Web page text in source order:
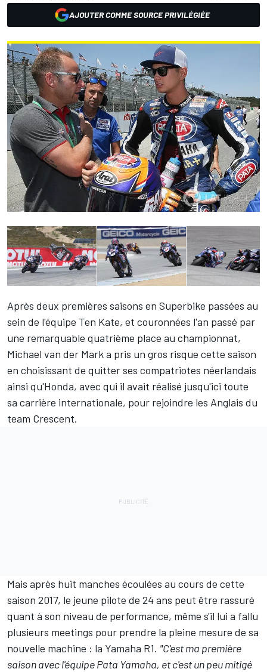
AJOUTER COMME SOURCE PRIVILÉGIÉE
Après deux premières saisons en Superbike passées au
sein de l'équipe Ten Kate, et couronnées l'an passé par
une remarquable quatrième place au championnat,
Michael van der Marka pris un gros risque cette saison
en choisissant de quitter ses compatriotes néerlandais
ainsi qu'Honda, avec qui il avait réalisé jusqu'ici toute
sa carrière internationale, pour rejoindre les Anglais du
team Crescent.
Mais après huit manches écoulées au cours de cette
saison 2017, le jeune pilote de 24 ans peut être rassuré
quant à son niveau de performance, même s'il lui a fallu
plusieurs meetings pour prendre la pleine mesure de sa
nouvelle machine : la Yamaha R1. "C'est ma première
saison avec l'équipe Pata Yamaha, et c'est un peu mitigé